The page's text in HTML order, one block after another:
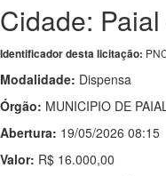
Cidade:
Identificador desta licitação:
Modalidade: Dispensa
Órgão: MUNICIPIO DE
Abertura: 19/05/2026 08:15
Valor: R$ 16.000,00